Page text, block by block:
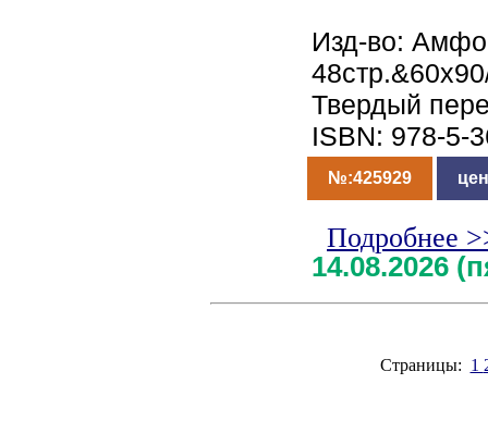
Изд-во:
Твердый
ISBN: 978-5-
№:425929
Подробнее
14.08.2026
Страницы: 1